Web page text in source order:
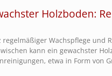
Holzboden:
regelmäßiger Wachspflege und
kann ein gewachster
etwa in Form von